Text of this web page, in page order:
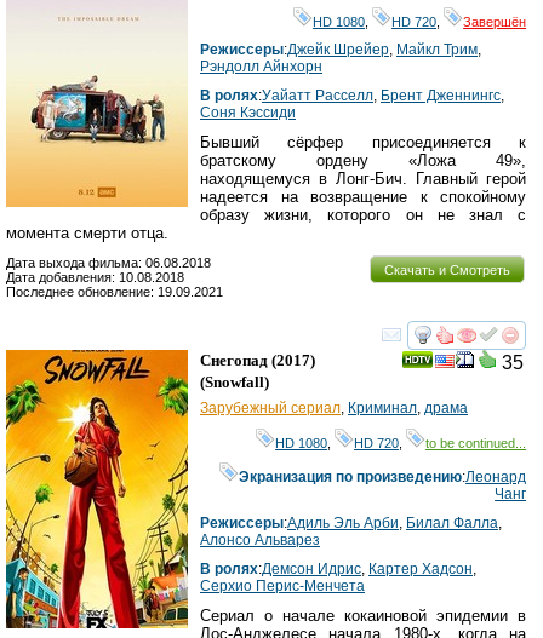
HD 1080 HD 720 Завершён
Режиссеры:Джейк Шрейер, Майкл Трим,
Рэндолл Айнхорн
В ролях:Уайатт Расселл, Брент Дженнингс,
Соня Кэссиди
Бывший сёрфер присоединяется к
братскому ордену «Ложа 49»,
находящемуся в Лонг-Бич. Главный герой
надеется на возвращение к спокойному
образу жизни, которого он не знал с
момента смерти отца.
Скачать и Смотреть
Дата выхода фильма: 06.08.2018
Дата добавления: 10.08.2018
Последнее обновление: 19.09.2021
смотреть
35
Снегопад (2017)
(Snowfall)
Зарубежный сериал, Криминал, драма
HD 1080 HD 720 to be continued...
Экранизация по произведению:Леонард
Чанг
Режиссеры:Адиль Эль Арби, Билал Фалла,
Алонсо Альварез
В ролях:Демсон Идрис, Картер Хадсон,
Серхио Перис-Менчета
Сериал о начале кокаиновой эпидемии в
Лос-Анджелесе начала 1980-х, когда на